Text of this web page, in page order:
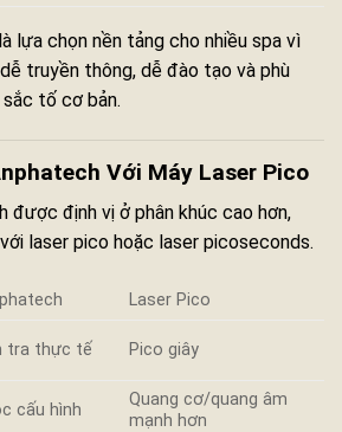
lựa chọn nền tảng cho nhiều spa vì
truyền thông, dễ đào tạo và phù
tố cơ bản.
Với Máy Laser Pico
được định vị ở phân khúc cao hơn,
laser pico hoặc laser picoseconds.
Laser Pico
tra thực tế Pico giây
cấu hình
Quang cơ/quang âm
mạnh hơn